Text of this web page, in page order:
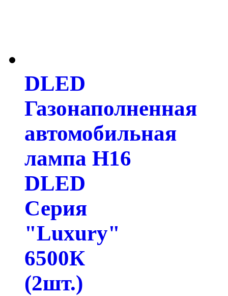
DLED
Газонаполненная
автомобильная
лампа H16
DLED
Серия
"Luxury"
6500К
(2шт.)